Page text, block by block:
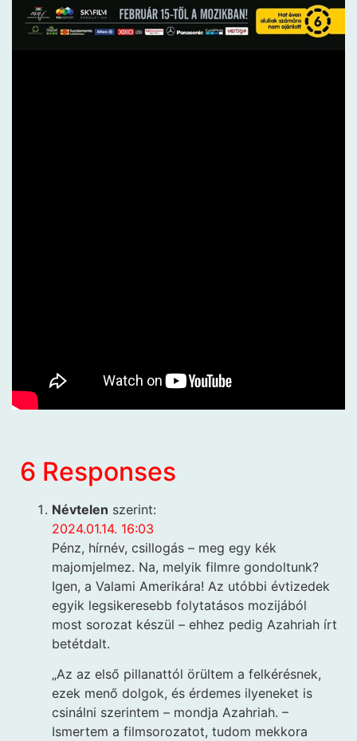
6 Responses
Névtelen szerint:
2024.01.14. 16:03
Pénz, hírnév, csillogás – meg egy kék
majomjelmez. Na, melyik filmre gondoltunk?
Igen, a Valami Amerikára! Az utóbbi évtizedek
egyik legsikeresebb folytatásos mozijából
most sorozat készül – ehhez pedig Azahriah írt
betétdalt.
„Az az első pillanattól örültem a felkérésnek,
ezek menő dolgok, és érdemes ilyeneket is
csinálni szerintem – mondja Azahriah. –
Ismertem a filmsorozatot, tudom mekkora